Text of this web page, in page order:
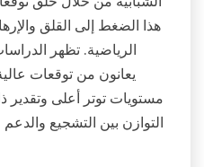
هذا الضغط إلى القلق
الرياضية. تظهر
يعانون من توقعات
مستويات توتر أعلى
التوازن بين التشجيع